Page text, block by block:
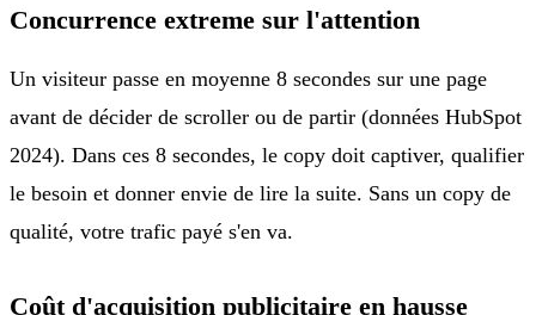
Concurrence extreme sur l'attention
Un visiteur passe en moyenne 8 secondes sur une page
avant de décider de scroller ou de partir (données HubSpot
2024). Dans ces 8 secondes, le copy doit captiver, qualifier
le besoin et donner envie de lire la suite. Sans un copy de
qualité, votre trafic payé s'en va.
Coût d'acquisition publicitaire en hausse